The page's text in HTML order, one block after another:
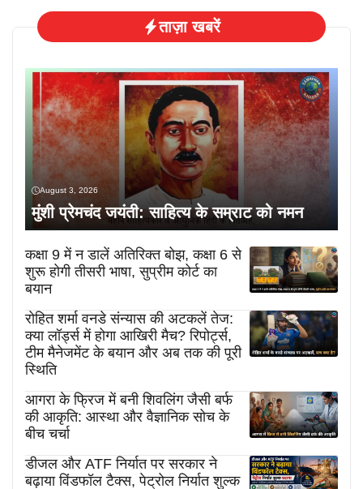
ताज़ा खबरें
August 3, 2026
मुंशी प्रेमचंद जयंती: साहित्य के सम्राट को नमन
कक्षा 9 में न डालें अतिरिक्त बोझ, कक्षा 6 से
शुरू होगी तीसरी भाषा, सुप्रीम कोर्ट का
बयान
रोहित शर्मा वनडे संन्यास की अटकलें तेज:
क्या लॉर्ड्स में होगा आखिरी मैच? रिपोर्ट्स,
टीम मैनेजमेंट के बयान और अब तक की पूरी
स्थिति
आगरा के फ्रिज में बनी शिवलिंग जैसी बर्फ
की आकृति: आस्था और वैज्ञानिक सोच के
बीच चर्चा
डीजल और ATF निर्यात पर सरकार ने
बढ़ाया विंडफॉल टैक्स, पेट्रोल निर्यात शुल्क